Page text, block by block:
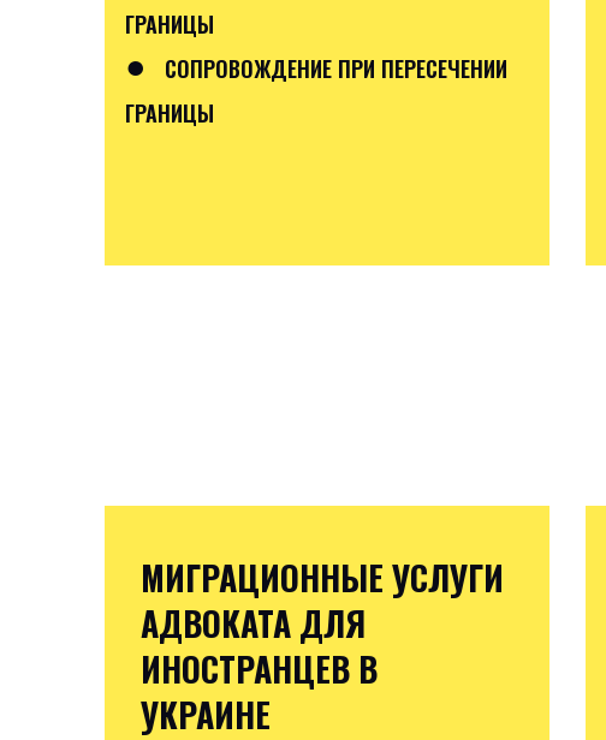
ГРАНИЦЫ
●
СОПРОВОЖДЕНИЕ ПРИ ПЕРЕСЕЧЕНИИ
ГРАНИЦЫ
МИГРАЦИОННЫЕ УСЛУГИ
АДВОКАТА ДЛЯ
ИНОСТРАНЦЕВ В
УКРАИНЕ